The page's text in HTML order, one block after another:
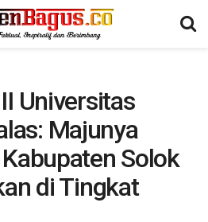
Universitas
Majunya
Solok
di Tingkat